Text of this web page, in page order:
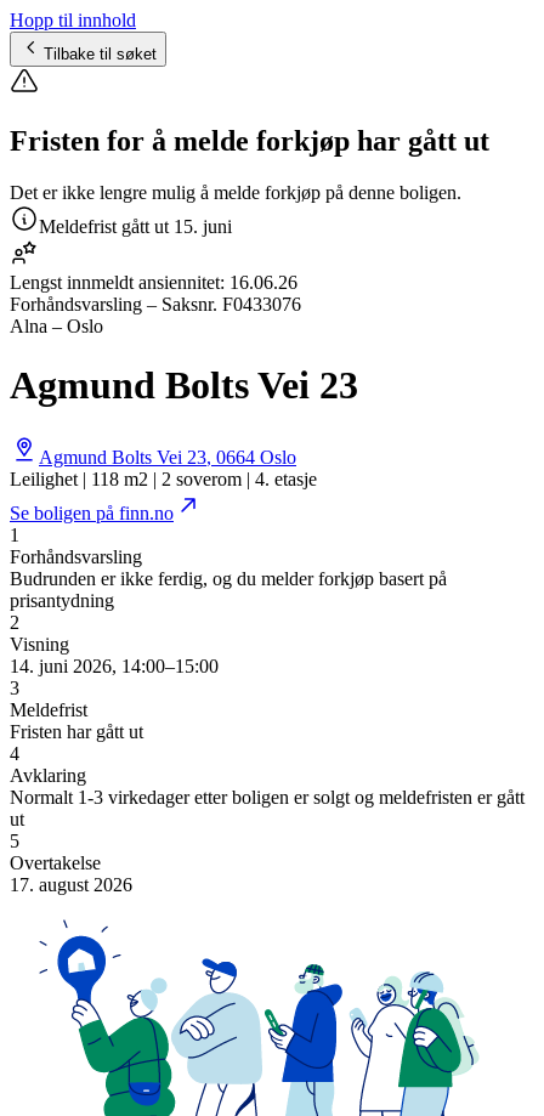
Hopp til innhold
Tilbake til søket
Fristen for å melde forkjøp har gått ut
Det er ikke lengre mulig å melde forkjøp på denne boligen.
Meldefrist gått ut 15. juni
Lengst innmeldt ansiennitet: 16.06.26
Forhåndsvarsling – Saksnr. F0433076
Alna – Oslo
Agmund Bolts Vei 23
Agmund Bolts Vei 23, 0664 Oslo
Leilighet | 118 m2 | 2 soverom | 4. etasje
Se boligen på finn.no
1
Forhåndsvarsling
Budrunden er ikke ferdig, og du melder forkjøp basert på
prisantydning
2
Visning
14. juni 2026, 14:00–15:00
3
Meldefrist
Fristen har gått ut
4
Avklaring
Normalt 1-3 virkedager etter boligen er solgt og meldefristen er gått
ut
5
Overtakelse
17. august 2026